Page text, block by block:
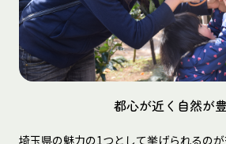
都心が近く自然が
埼玉県の魅力の1つとして挙げられるの